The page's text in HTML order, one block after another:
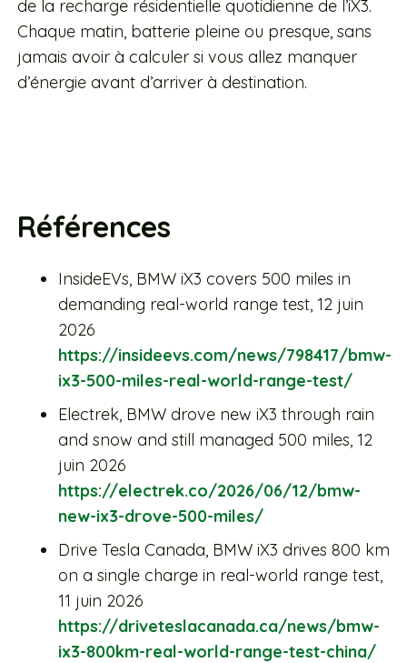
de la recharge résidentielle quotidienne de l’iX3.
Chaque matin, batterie pleine ou presque, sans
jamais avoir à calculer si vous allez manquer
d’énergie avant d’arriver à destination.
Références
InsideEVs, BMW iX3 covers 500 miles in
demanding real-world range test, 12 juin
2026
https://insideevs.com/news/798417/bmw-
ix3-500-miles-real-world-range-test/
Electrek, BMW drove new iX3 through rain
and snow and still managed 500 miles, 12
juin 2026
https://electrek.co/2026/06/12/bmw-
new-ix3-drove-500-miles/
Drive Tesla Canada, BMW iX3 drives 800 km
on a single charge in real-world range test,
11 juin 2026
https://driveteslacanada.ca/news/bmw-
ix3-800km-real-world-range-test-china/